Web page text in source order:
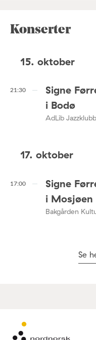
Konserter
15. oktober
21:30
Signe
i Bodø
AdLib
17. oktober
17:00
Signe
i Mosjøen
Bakgården
Se